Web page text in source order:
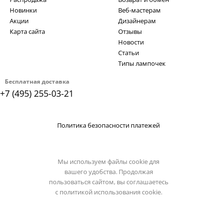
Бесплатная доставка
+7 (495) 255-03-21
Новинки
Акции
Карта сайта
Веб-мастерам
Дизайнерам
Отзывы
Новости
Статьи
Типы лампочек
Политика безопасности платежей
Мы используем файлы cookie для
вашего удобства. Продолжая
пользоваться сайтом, вы соглашаетесь
с политикой использования cookie.